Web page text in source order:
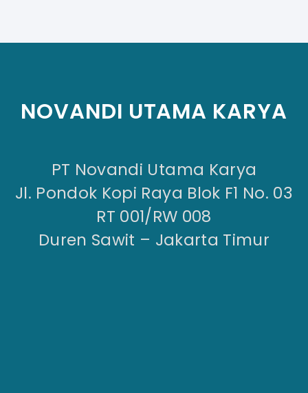
NOVANDI UTAMA KARYA
PT Novandi Utama Karya
Jl. Pondok Kopi Raya Blok F1 No. 03
RT 001/RW 008
Duren Sawit – Jakarta Timur